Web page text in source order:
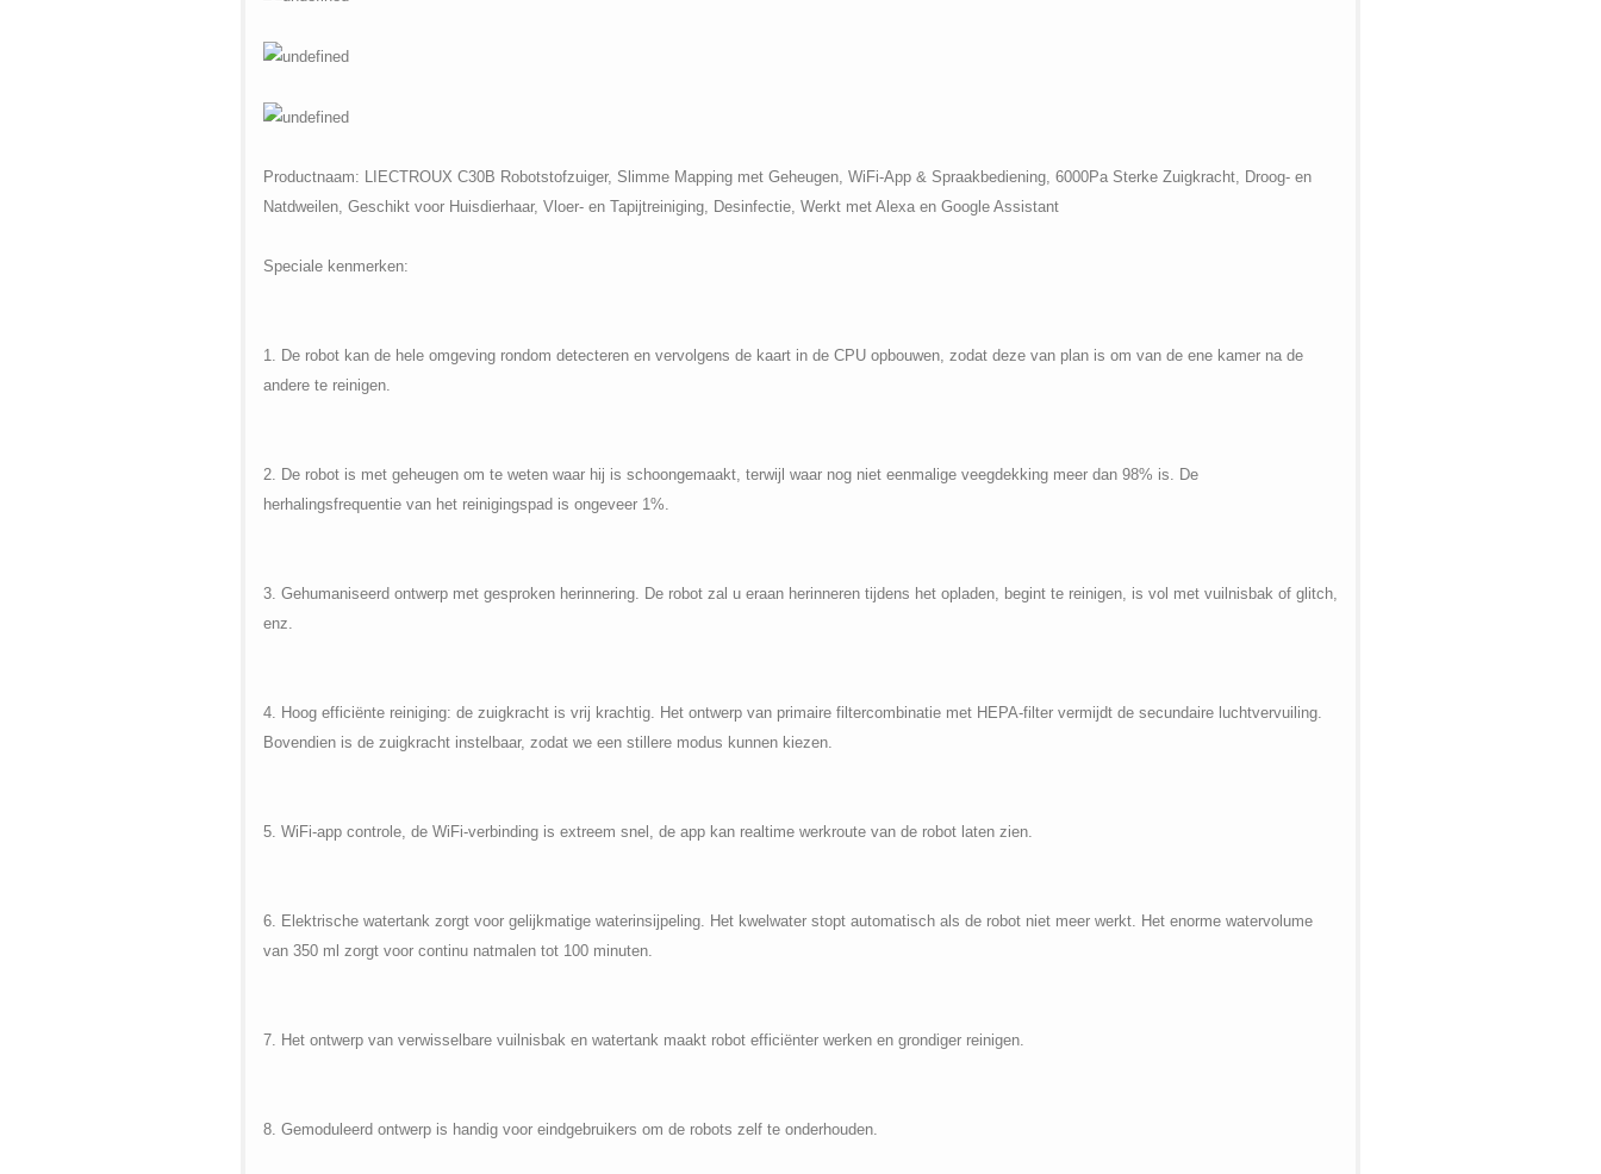
Productnaam: LIECTROUX C30B Robotstofzuiger, Slimme Mapping met Geheugen, WiFi-App & Spraakbediening, 6000Pa Sterke Zuigkracht, Droog- en
Natdweilen, Geschikt voor Huisdierhaar, Vloer- en Tapijtreiniging, Desinfectie, Werkt met Alexa en Google Assistant
Speciale kenmerken:
1. De robot kan de hele omgeving rondom detecteren en vervolgens de kaart in de CPU opbouwen, zodat deze van plan is om van de ene kamer na de
andere te reinigen.
2. De robot is met geheugen om te weten waar hij is schoongemaakt, terwijl waar nog niet eenmalige veegdekking meer dan 98% is. De
herhalingsfrequentie van het reinigingspad is ongeveer 1%.
3. Gehumaniseerd ontwerp met gesproken herinnering. De robot zal u eraan herinneren tijdens het opladen, begint te reinigen, is vol met vuilnisbak of glitch,
enz.
4. Hoog efficiënte reiniging: de zuigkracht is vrij krachtig. Het ontwerp van primaire filtercombinatie met HEPA-filter vermijdt de secundaire luchtvervuiling.
Bovendien is de zuigkracht instelbaar, zodat we een stillere modus kunnen kiezen.
5. WiFi-app controle, de WiFi-verbinding is extreem snel, de app kan realtime werkroute van de robot laten zien.
6. Elektrische watertank zorgt voor gelijkmatige waterinsijpeling. Het kwelwater stopt automatisch als de robot niet meer werkt. Het enorme watervolume
van 350 ml zorgt voor continu natmalen tot 100 minuten.
7. Het ontwerp van verwisselbare vuilnisbak en watertank maakt robot efficiënter werken en grondiger reinigen.
8. Gemoduleerd ontwerp is handig voor eindgebruikers om de robots zelf te onderhouden.